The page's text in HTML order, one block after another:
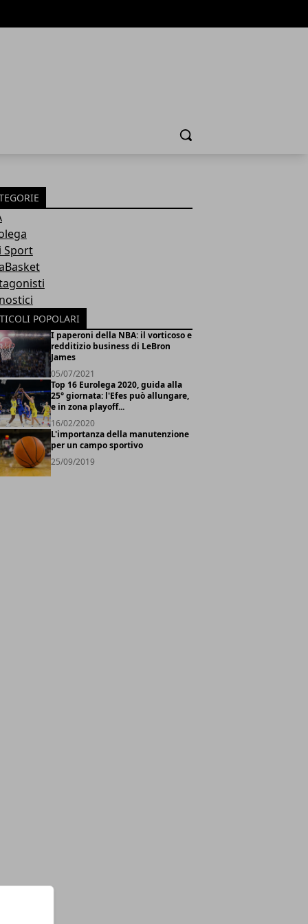
Cerca
Sport
POPOLARI
I paperoni della NBA: il vorticoso e
redditizio business di LeBron
James
05/07/2021
Top 16 Eurolega 2020, guida alla
25° giornata: l'Efes può allungare,
e in zona playoff...
16/02/2020
L'importanza della manutenzione
per un campo sportivo
25/09/2019